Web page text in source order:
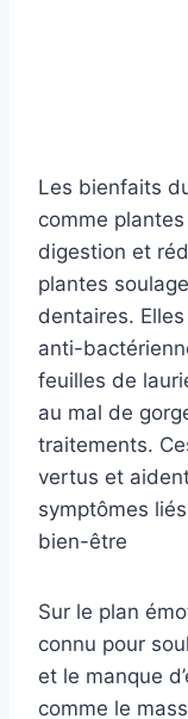
Les bienfaits
comme
digestion et
plantes
dentaires.
anti-
feuilles de
au mal de
traitements.
vertus et
symptômes
bien-être
Sur le plan
connu pour
et le manque
comme le